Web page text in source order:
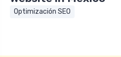
Optimización SEO